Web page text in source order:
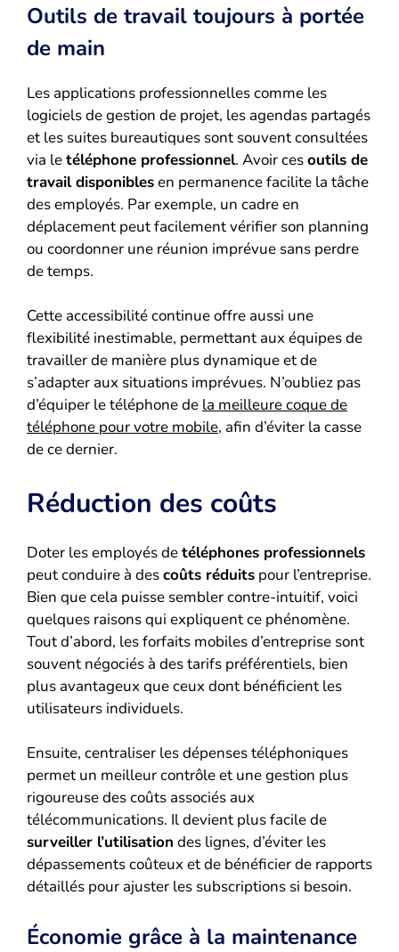
Outils de travail toujours à portée
de main
Les applications professionnelles comme les
logiciels de gestion de projet, les agendas partagés
et les suites bureautiques sont souvent consultées
via letéléphone professionnel. Avoir cesoutils de
travail disponiblesen permanence facilite la tâche
des employés. Par exemple, un cadre en
déplacement peut facilement vérifier son planning
ou coordonner une réunion imprévue sans perdre
de temps.
Cette accessibilité continue offre aussi une
flexibilité inestimable, permettant aux équipes de
travailler de manière plus dynamique et de
s’adapter aux situations imprévues. N’oubliez pas
d’équiper le téléphone de la meilleure coque de
téléphone pour votre mobile, afin d’éviter la casse
de ce dernier.
Réduction des coûts
Doter les employés detéléphones professionnels
peut conduire à descoûts réduits pour l’entreprise.
Bien que cela puisse sembler contre-intuitif, voici
quelques raisons qui expliquent ce phénomène.
Tout d’abord, les forfaits mobiles d’entreprise sont
souvent négociés à des tarifs préférentiels, bien
plus avantageux que ceux dont bénéficient les
utilisateurs individuels.
Ensuite, centraliser les dépenses téléphoniques
permet un meilleur contrôle et une gestion plus
rigoureuse des coûts associés aux
télécommunications. Il devient plus facile de
surveiller l’utilisation des lignes, d’éviter les
dépassements coûteux et de bénéficier de rapports
détaillés pour ajuster les subscriptions si besoin.
Économie grâce à la maintenance